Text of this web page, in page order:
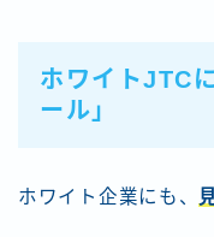
ホワイトJTC
ール」
ホワイト企業にも、